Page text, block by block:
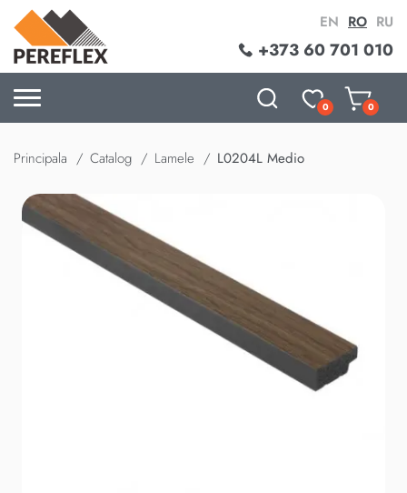
+373 60 701 010
EN RO RU
0 0
Principala Catalog Lamele L0204L Medio